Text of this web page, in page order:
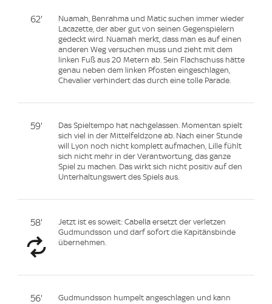
62'
Nuamah, Benrahma und Matic suchen immer wieder
Lacazette, der aber gut von seinen Gegenspielern
gedeckt wird. Nuamah merkt, dass man es auf einen
anderen Weg versuchen muss und zieht mit dem
linken Fuß aus 20 Metern ab. Sein Flachschuss hätte
genau neben dem linken Pfosten eingeschlagen,
Chevalier verhindert das durch eine tolle Parade.
59'
Das Spieltempo hat nachgelassen. Momentan spielt
sich viel in der Mittelfeldzone ab. Nach einer Stunde
will Lyon noch nicht komplett aufmachen, Lille fühlt
sich nicht mehr in der Verantwortung, das ganze
Spiel zu machen. Das wirkt sich nicht positiv auf den
Unterhaltungswert des Spiels aus.
58'
Jetzt ist es soweit: Cabella ersetzt der verletzen
Gudmundsson und darf sofort die Kapitänsbinde
übernehmen.
56'
Gudmundsson humpelt angeschlagen und kann